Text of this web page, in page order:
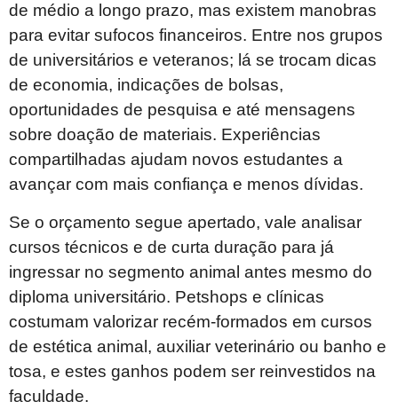
de médio a longo prazo, mas existem manobras
para evitar sufocos financeiros. Entre nos grupos
de universitários e veteranos; lá se trocam dicas
de economia, indicações de bolsas,
oportunidades de pesquisa e até mensagens
sobre doação de materiais. Experiências
compartilhadas ajudam novos estudantes a
avançar com mais confiança e menos dívidas.
Se o orçamento segue apertado, vale analisar
cursos técnicos e de curta duração para já
ingressar no segmento animal antes mesmo do
diploma universitário. Petshops e clínicas
costumam valorizar recém-formados em cursos
de estética animal, auxiliar veterinário ou banho e
tosa, e estes ganhos podem ser reinvestidos na
faculdade.